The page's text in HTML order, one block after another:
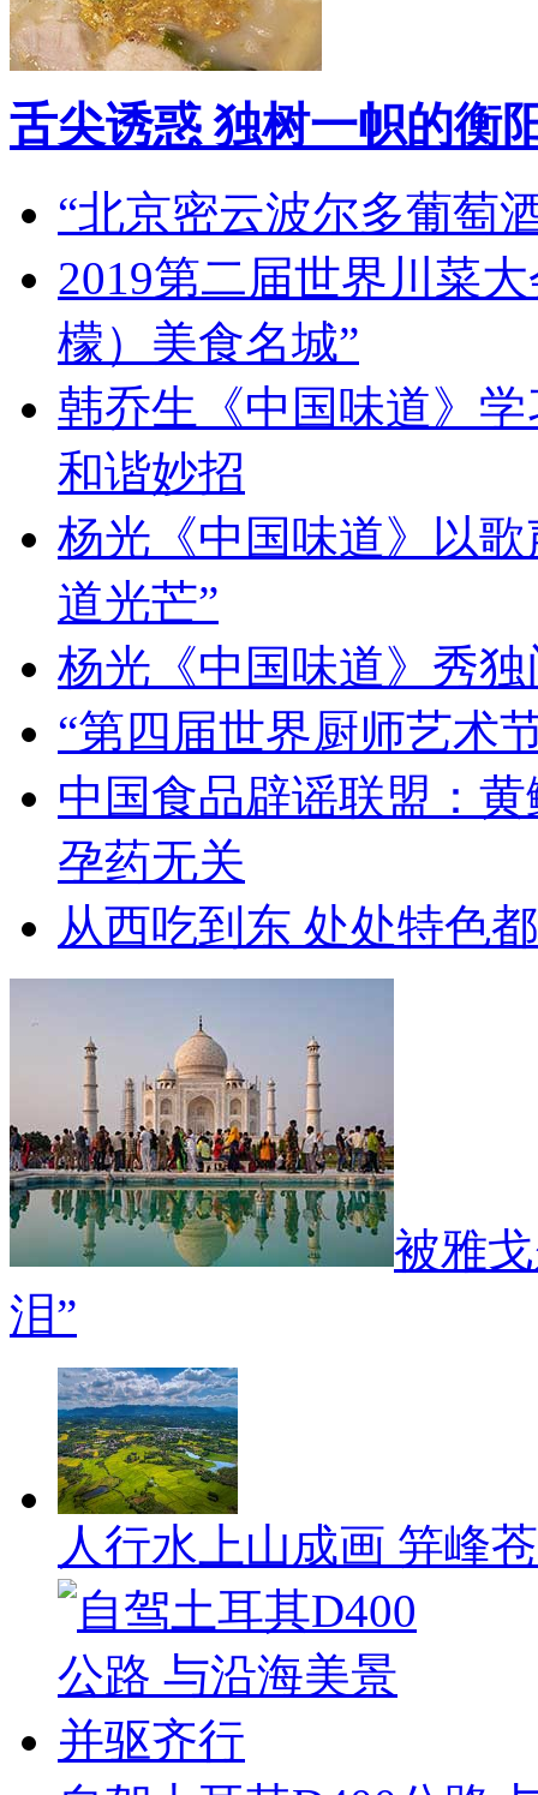
舌尖诱惑 独树一帜的衡
“北京密云波尔多葡萄
2019第二届世界川菜
檬）美食名城”
韩乔生《中国味道》
和谐妙招
杨光《中国味道》以
道光芒”
杨光《中国味道》秀
“第四届世界厨师艺术
中国食品辟谣联盟：
孕药无关
从西吃到东 处处特色
被雅
泪”
人行水上山成画 笄峰